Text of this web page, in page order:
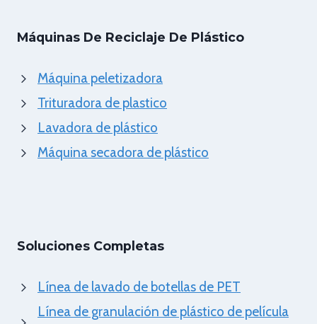
Máquinas De Reciclaje De Plástico
Máquina peletizadora
Trituradora de plastico
Lavadora de plástico
Máquina secadora de plástico
Soluciones Completas
Línea de lavado de botellas de PET
Línea de granulación de plástico de película